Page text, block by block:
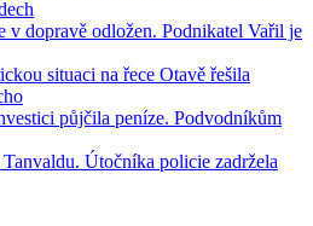
v dopravě odložen. Podnikatel Vařil je
situaci na řece Otavě řešila
půjčila peníze. Podvodníkům
Útočníka policie zadržela